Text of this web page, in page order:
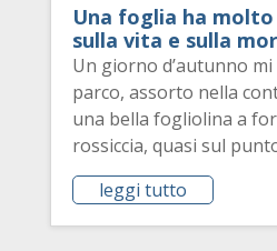
Una foglia ha
sulla vita e sulla
Un giorno d’autunno
parco, assorto nella
una bella fogliolina a
rossiccia, quasi sul
leggi tutto